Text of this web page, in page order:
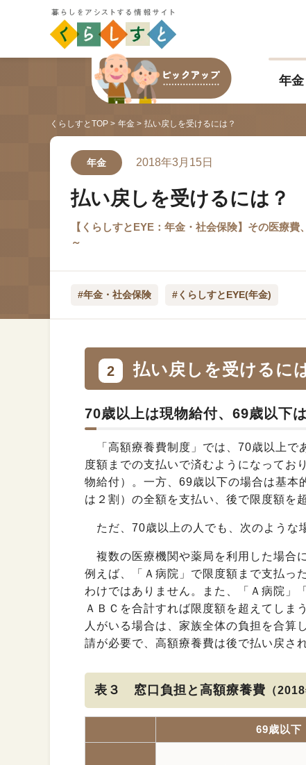
年金
くらしすとTOP 年金 払い戻しを受けるには？
年金 2018年3月15日
払い戻しを受けるには？
【くらしすとEYE：年金・社会保険】その医療
～
#年金・社会保険 #くらしすとEYE(年金)
2 払い戻しを受けるに
70歳以上は現物給付、69歳以下
「高額療養費制度」では、70歳以上で
度額までの支払いで済むようになってお
物給付）。一方、69歳以下の場合は基本
は２割）の全額を支払い、後で限度額を
ただ、70歳以上の人でも、次のような
複数の医療機関や薬局を利用した場合
例えば、「Ａ病院」で限度額まで支払っ
わけではありません。また、「Ａ病院」
ＡＢＣを合計すれば限度額を超えてしま
人がいる場合は、家族全体の負担を合算
請が必要で、高額療養費は後で払い戻さ
表３ 窓口負担と高額療養費 （
69歳以下